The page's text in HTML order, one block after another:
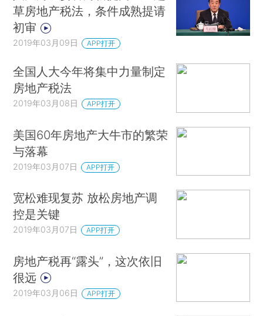
草房地产税法，条件成熟提请
初审
2019年03月09日 APP打开
全国人大今年将集中力量制定
房地产税法
2019年03月08日 APP打开
美国60年房地产大牛市的繁荣
与落幕
2019年03月07日 APP打开
宽松难现复苏 放松房地产调
控是关键
2019年03月07日 APP打开
房地产税再“露头”，这次依旧
很远
2019年03月06日 APP打开